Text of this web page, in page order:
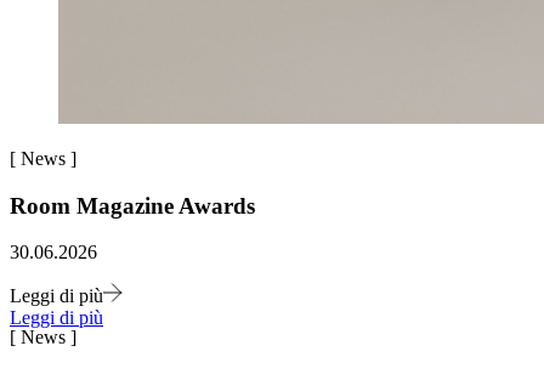
[ News ]
Room Magazine Awards
30.06.2026
Leggi di più
Leggi di più
[ News ]